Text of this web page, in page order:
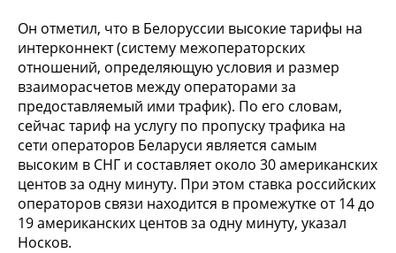
Он отметил, что в Белоруссии высокие тарифы на
интерконнект (систему межоператорских
отношений, определяющую условия и размер
взаиморасчетов между операторами за
предоставляемый ими трафик). По его словам,
сейчас тариф на услугу по пропуску трафика на
сети операторов Беларуси является самым
высоким в СНГ и составляет около 30 американских
центов за одну минуту. При этом ставка российских
операторов связи находится в промежутке от 14 до
19 американских центов за одну минуту, указал
Носков.